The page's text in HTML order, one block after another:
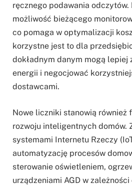
ręcznego podawania odczytów.
możliwość bieżącego
co pomaga w optymalizacji
korzystne jest to dla
dokładnym danym mogą lepiej
energii i negocjować
dostawcami.
Nowe liczniki stanowią również
rozwoju inteligentnych domów.
systemami Internetu Rzeczy
automatyzację procesów
sterowanie oświetleniem,
urządzeniami AGD w